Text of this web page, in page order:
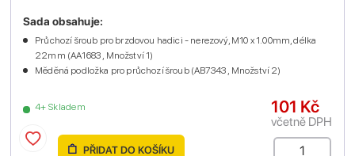
4+ Skladem
Sada obsahuje:
Průchozí šroub pro brzdovou hadici - nerezový, M10 x 1.00mm, délka
22mm (AA1683 , Množství 1)
Měděná podložka pro průchozí šroub (AB7343 , Množství 2)
101 Kč
včetně DPH
PŘIDAT DO KOŠÍKU